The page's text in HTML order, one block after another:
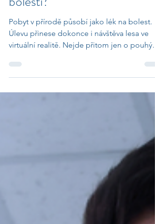
Virtuální les jako lék. Jak
digitální příroda pomáhá od
bolesti?
Pobyt v přírodě působí jako lék na bolest.
Úlevu přinese dokonce i návštěva lesa ve
virtuální realitě. Nejde přitom jen o pouhý